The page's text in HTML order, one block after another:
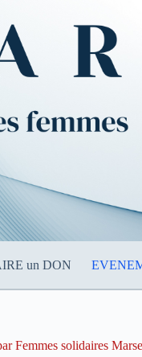
un DON
Femmes solidaires